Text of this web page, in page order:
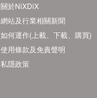
關於NiXDiX
網站及行業相關新聞
如何運作(上載、下載、購買)
使用條款及免責聲明
私隱政策